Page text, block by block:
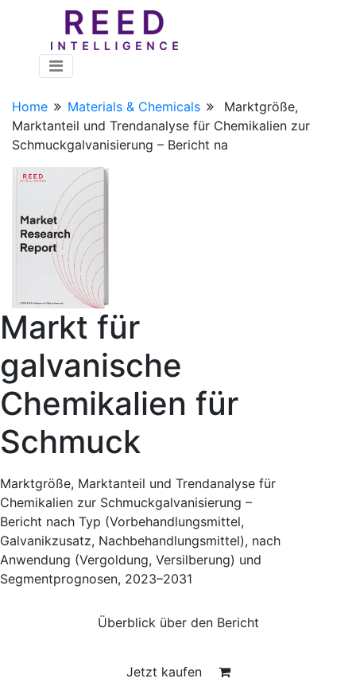
Home Materials & Chemicals
Marktgröße,
Marktanteil und Trendanalyse für Chemikalien zur
Schmuckgalvanisierung – Bericht na
Markt für
galvanische
Chemikalien für
Schmuck
Marktgröße, Marktanteil und Trendanalyse für
Chemikalien zur Schmuckgalvanisierung –
Bericht nach Typ (Vorbehandlungsmittel,
Galvanikzusatz, Nachbehandlungsmittel), nach
Anwendung (Vergoldung, Versilberung) und
Segmentprognosen, 2023–2031
Überblick über den Bericht
Jetzt kaufen